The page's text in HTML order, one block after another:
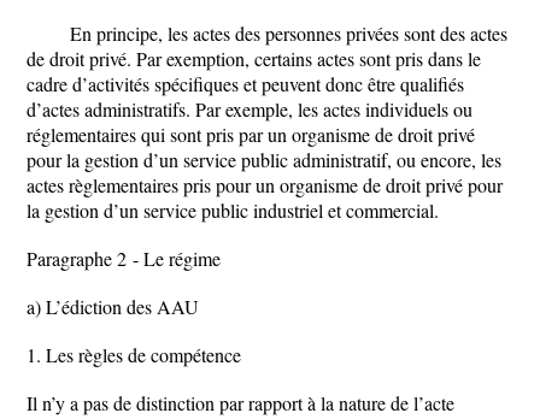
En principe, les actes des personnes privées sont des actes
de droit privé. Par exemption, certains actes sont pris dans le
cadre d’activités spécifiques et peuvent donc être qualifiés
d’actes administratifs. Par exemple, les actes individuels ou
réglementaires qui sont pris par un organisme de droit privé
pour la gestion d’un service public administratif, ou encore, les
actes règlementaires pris pour un organisme de droit privé pour
la gestion d’un service public industriel et commercial.
Paragraphe 2 - Le régime
a) L’édiction des AAU
1. Les règles de compétence
Il n’y a pas de distinction par rapport à la nature de l’acte